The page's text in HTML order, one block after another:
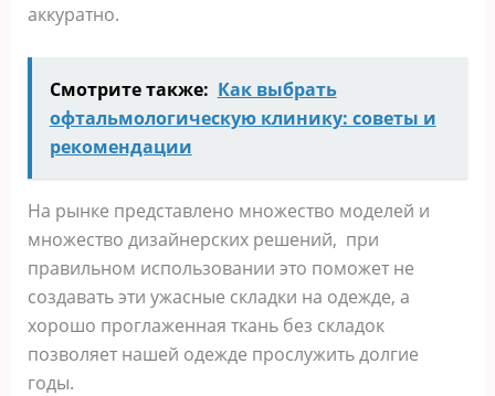
аккуратно.
Смотрите также: Как выбрать
офтальмологическую клинику: советы и
рекомендации
На рынке представлено множество моделей и
множество дизайнерских решений, при
правильном использовании это поможет не
создавать эти ужасные складки на одежде, а
хорошо проглаженная ткань без складок
позволяет нашей одежде прослужить долгие
годы.